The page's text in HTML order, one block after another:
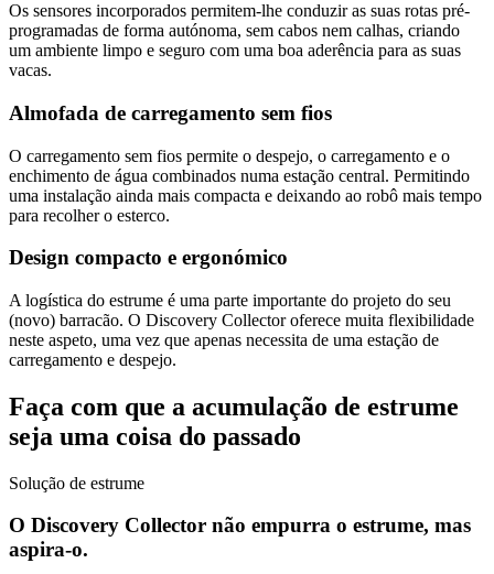
Os sensores incorporados permitem-lhe conduzir as suas rotas pré-
programadas de forma autónoma, sem cabos nem calhas, criando
um ambiente limpo e seguro com uma boa aderência para as suas
vacas.
Almofada de carregamento sem fios
O carregamento sem fios permite o despejo, o carregamento e o
enchimento de água combinados numa estação central. Permitindo
uma instalação ainda mais compacta e deixando ao robô mais tempo
para recolher o esterco.
Design compacto e ergonómico
A logística do estrume é uma parte importante do projeto do seu
(novo) barracão. O Discovery Collector oferece muita flexibilidade
neste aspeto, uma vez que apenas necessita de uma estação de
carregamento e despejo.
Faça com que a acumulação de estrume
seja uma coisa do passado
Solução de estrume
O Discovery Collector não empurra o estrume, mas
aspira-o.